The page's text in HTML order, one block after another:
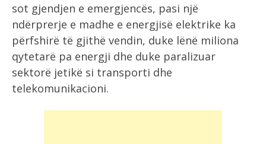
sot gjendjen e emergjencës, pasi një
ndërprerje e madhe e energjisë elektrike ka
përfshirë të gjithë vendin, duke lënë miliona
qytetarë pa energji dhe duke paralizuar
sektorë jetikë si transporti dhe
telekomunikacioni.